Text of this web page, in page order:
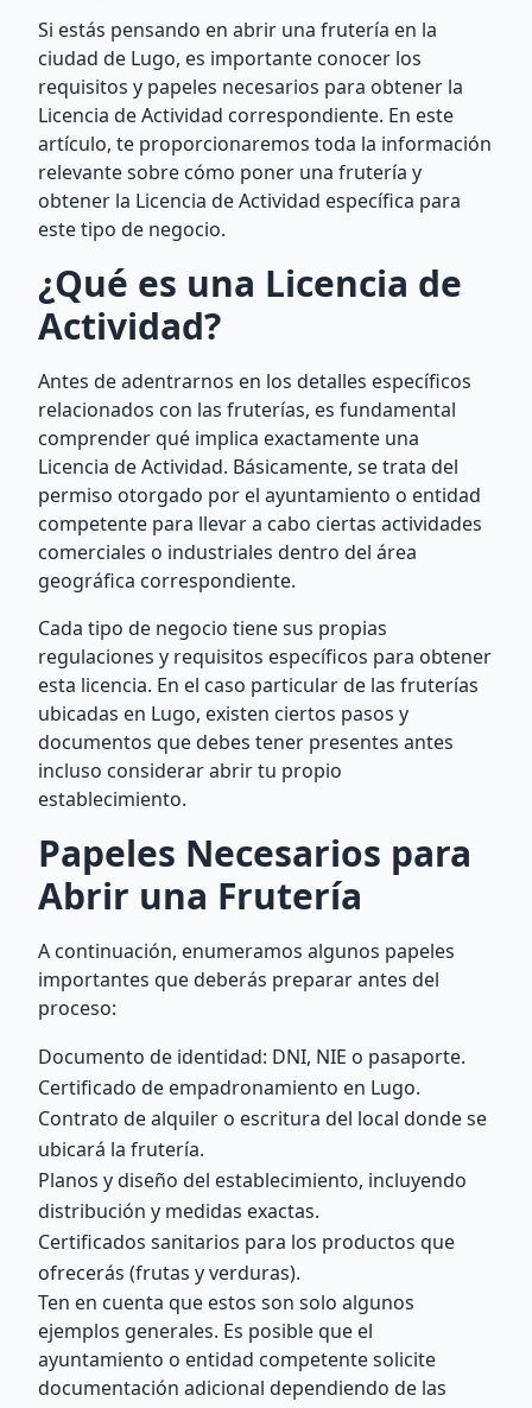
Si estás pensando en abrir una frutería en la
ciudad de Lugo, es importante conocer los
requisitos y papeles necesarios para obtener la
Licencia de Actividad correspondiente. En este
artículo, te proporcionaremos toda la información
relevante sobre cómo poner una frutería y
obtener la Licencia de Actividad específica para
este tipo de negocio.
¿Qué es una Licencia de
Actividad?
Antes de adentrarnos en los detalles específicos
relacionados con las fruterías, es fundamental
comprender qué implica exactamente una
Licencia de Actividad. Básicamente, se trata del
permiso otorgado por el ayuntamiento o entidad
competente para llevar a cabo ciertas actividades
comerciales o industriales dentro del área
geográfica correspondiente.
Cada tipo de negocio tiene sus propias
regulaciones y requisitos específicos para obtener
esta licencia. En el caso particular de las fruterías
ubicadas en Lugo, existen ciertos pasos y
documentos que debes tener presentes antes
incluso considerar abrir tu propio
establecimiento.
Papeles Necesarios para
Abrir una Frutería
A continuación, enumeramos algunos papeles
importantes que deberás preparar antes del
proceso:
Documento de identidad: DNI, NIE o pasaporte.
Certificado de empadronamiento en Lugo.
Contrato de alquiler o escritura del local donde se
ubicará la frutería.
Planos y diseño del establecimiento, incluyendo
distribución y medidas exactas.
Certificados sanitarios para los productos que
ofrecerás (frutas y verduras).
Ten en cuenta que estos son solo algunos
ejemplos generales. Es posible que el
ayuntamiento o entidad competente solicite
documentación adicional dependiendo de las